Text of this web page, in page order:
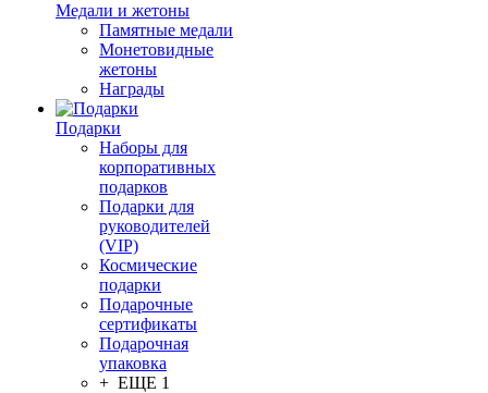
Медали и жетоны
Памятные медали
Монетовидные
жетоны
Награды
Подарки
Наборы для
корпоративных
подарков
Подарки для
руководителей
(VIP)
Космические
подарки
Подарочные
сертификаты
Подарочная
упаковка
+ ЕЩЕ 1